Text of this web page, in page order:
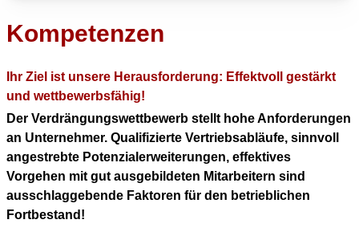
DOWNLOAD PDF
BERUFLICHER WERDEGANG
Kompetenzen
Ihr Ziel ist unsere Herausforderung: Effektvoll gestärkt
und wettbewerbsfähig!
Der Verdrängungswettbewerb stellt hohe Anforderungen
an Unternehmer. Qualifizierte Vertriebsabläufe, sinnvoll
angestrebte Potenzialerweiterungen, effektives
Vorgehen mit gut ausgebildeten Mitarbeitern sind
ausschlaggebende Faktoren für den betrieblichen
Fortbestand!